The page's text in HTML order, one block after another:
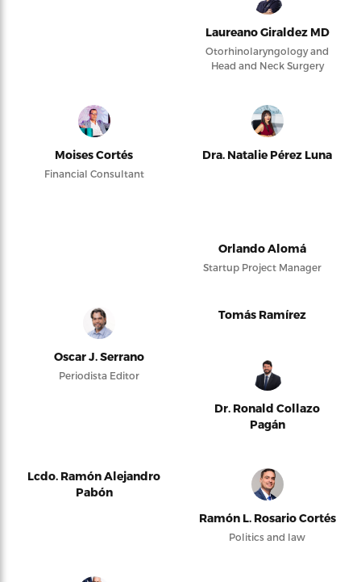
Laureano Giraldez MD
Otorhinolaryngology and
Head and Neck Surgery
Moises Cortés
Financial Consultant
Dra. Natalie Pérez Luna
Orlando Alomá
Startup Project Manager
Oscar J. Serrano
Periodista Editor
Tomás Ramírez
Dr. Ronald Collazo
Pagán
Lcdo. Ramón Alejandro
Pabón
Ramón L. Rosario Cortés
Politics and law